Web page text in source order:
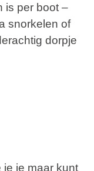
is per boot –
snorkelen of
dorpje
je je maar kunt